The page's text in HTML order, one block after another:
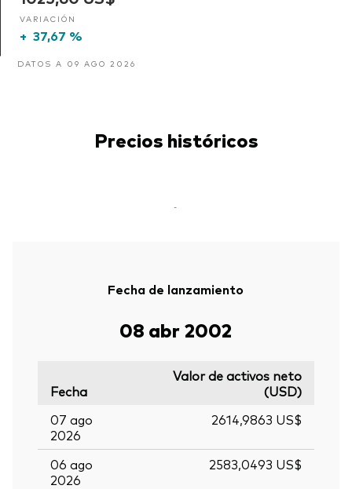
VARIACIÓN
+ 37,67 %
DATOS A 09 AGO 2026
Precios históricos
-
Fecha de lanzamiento
08 abr 2002
Fecha
Valor de activos neto
(USD)
07 ago
2026
2614,9863 US$
06 ago
2026
2583,0493 US$